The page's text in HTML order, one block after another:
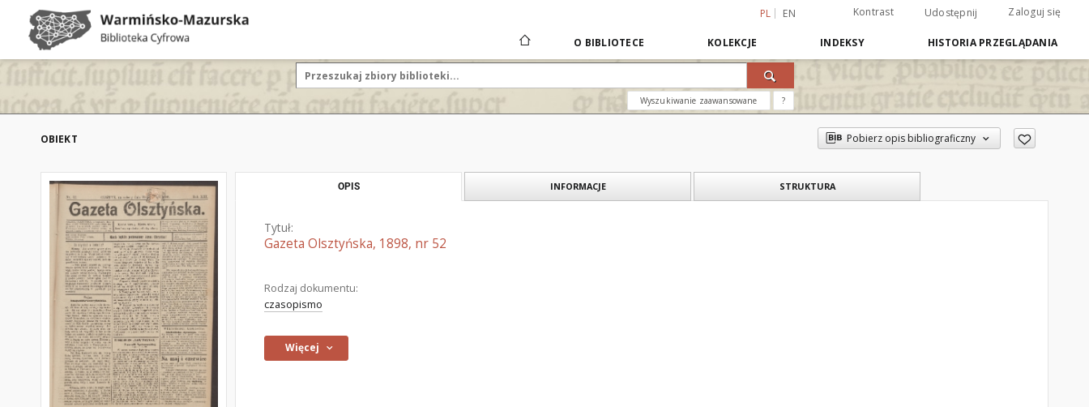
PL EN Kontrast Udostępnij Zaloguj się
O BIBLIOTECE KOLEKCJE INDEKSY HISTORIA PRZEGLĄDANIA
Wyszukiwanie zaawansowane ?
OBIEKT Pobierz opis bibliograficzny
OPIS INFORMACJE STRUKTURA
Tytuł:
Gazeta Olsztyńska, 1898, nr 52
Rodzaj dokumentu:
czasopismo
Więcej